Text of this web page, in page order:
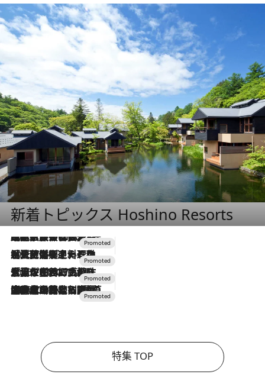
新着トピックス Hoshino Resorts
2026.7.31
【ホテル帰省】という選択肢をOMOが提案。家族とほどよい距離を保つには「昼は実家、夜は気兼ねなくホテルで！」
2026.7.24
【夏限定ディナーコース】旬を迎える稚鮎や花ズッキーニなどをイタリア・トスカーナの郷土料理の手法で満喫！
2026.7.17
「土佐和ハーブかき氷」がOMO7高知に登場！生姜、山椒、大葉など目にも舌にも涼を呼ぶ郷土の味
2026.7.10
NEW OPEN！【界 草津】名湯の地に誕生。趣の異なる2種の温泉と上州ならではの会席・蕎麦割烹など美食を味わう究極の癒やし旅
特集 TOP